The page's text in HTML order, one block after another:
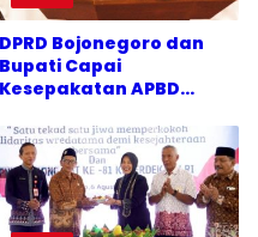
DPRD Bojonegoro dan
Bupati Capai
Kesepakatan APBD
Poin Pentingnya